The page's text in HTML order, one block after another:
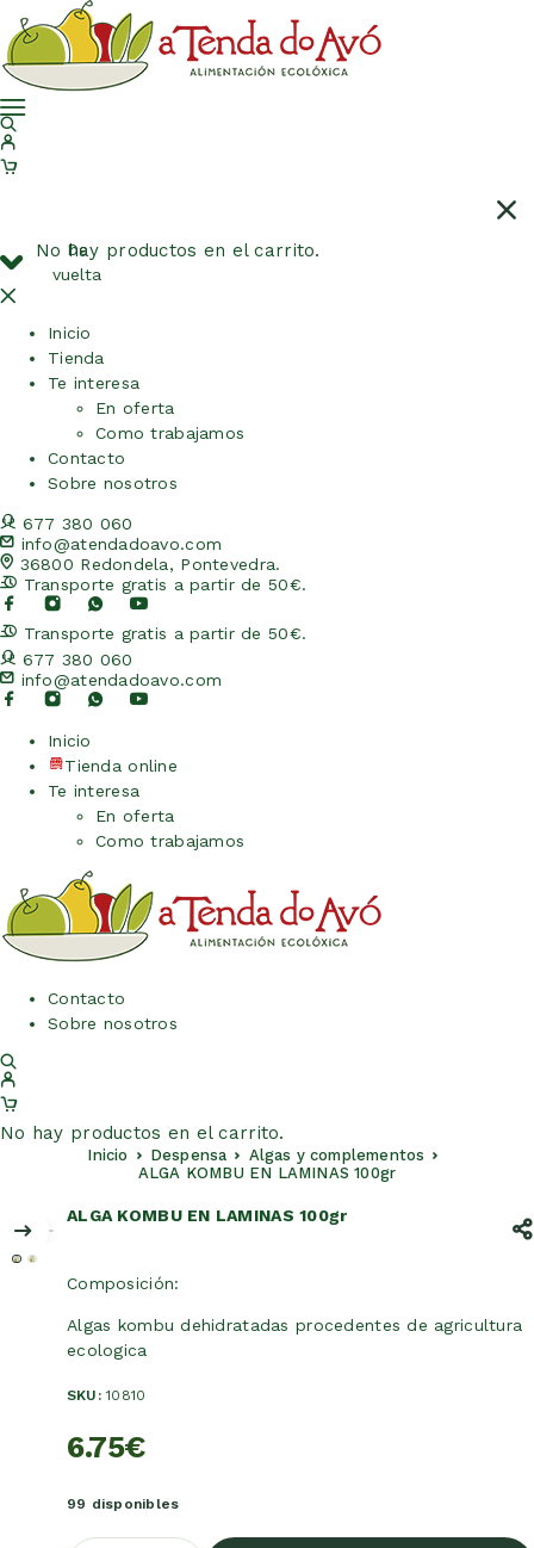
No hay productos en el carrito.
De
vuelta
Inicio
Tienda
Te interesa
En oferta
Como trabajamos
Contacto
Sobre nosotros
677 380 060
info@atendadoavo.com
36800 Redondela, Pontevedra.
Transporte gratis a partir de 50€.
Transporte gratis a partir de 50€.
677 380 060
info@atendadoavo.com
Inicio
Tienda online
Te interesa
En oferta
Como trabajamos
Contacto
Sobre nosotros
No hay productos en el carrito.
Inicio Despensa
Algas y complementos
ALGA KOMBU EN LAMINAS 100gr
ALGA KOMBU EN LAMINAS 100gr
Composición:
Algas kombu dehidratadas procedentes de agricultura
ecologica
SKU:10810
6.75€
99 disponibles